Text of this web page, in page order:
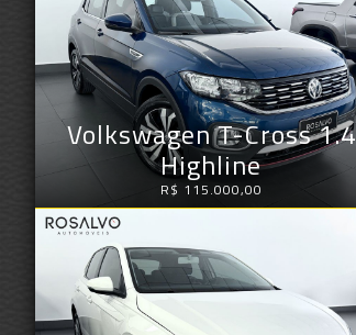
Volkswagen T-Cross 1.4
Highline
R$ 115.000,00